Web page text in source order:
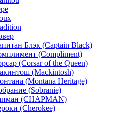
Блэк (Captain Black)
(Compliment)
(Corsar of the Queen)
(Mackintosh)
(Montana Heritage)
(Sobranie)
(CHAPMAN)
(Cherokee)